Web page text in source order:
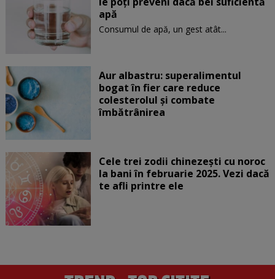
apă
Consumul de apă, un gest atât...
Aur albastru: superalimentul
bogat în fier care reduce
colesterolul și combate
îmbătrânirea
Cele trei zodii chinezești cu noroc
la bani în februarie 2025. Vezi dacă
te afli printre ele